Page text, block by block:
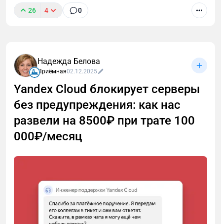
Мне в поддержку недавно написали, что я
обсчитался и вместо 2 часов расшифровал только
120 минут. Причем уже не первая такая претензия.
Я решил разобраться, откуда ноги растут 🦶
26 4 0
Надежда Белова
Приёмная02.12.2025
Yandex Cloud блокирует серверы
без предупреждения: как нас
развели на 8500₽ при трате 100
000₽/месяц